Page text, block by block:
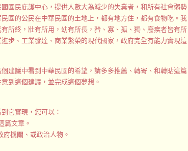
國民庇護中心，提供人數大為減少的失業者，和所有社會弱勢
國的公民在中華民國的土地上，都有地方住，都有食物吃。我
所終，壯有所用，幼有所長，矜、寡、孤、獨、廢疾者皆有所
步、工業發達、商業繁榮的現代國家，政府完全有能力實現這
建議中看到中華民國的希望，請多多推薦、轉寄、和轉貼這篇
到這個建議，並完成這個夢想。
它實現，您可以：
篇文章。
機關、或政治人物。